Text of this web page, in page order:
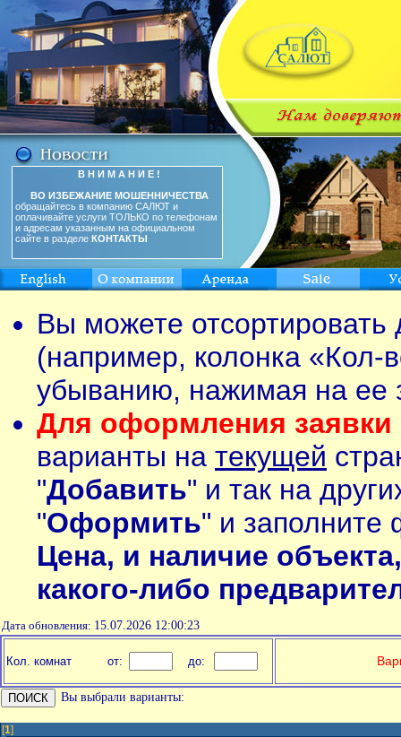
В Н И М А Н И Е !
ВО ИЗБЕЖАНИЕ МОШЕННИЧЕСТВА
обращайтесь в компанию САЛЮТ и
оплачивайте услуги ТОЛЬКО по телефонам
и адресам указанным на официальном
сайте в разделе КОНТАКТЫ
Вы можете
(например, колонка «Кол-
убыванию, нажимая на ее
Для оформления заявки
варианты на текущей
"Добавить" и так на
"Оформить" и заполните
Цена, и наличие
какого-либо
Дата обновления: 15.07.2026 12:00:23
Кол. комнат от: до:
Вы выбрали варианты:
[1]